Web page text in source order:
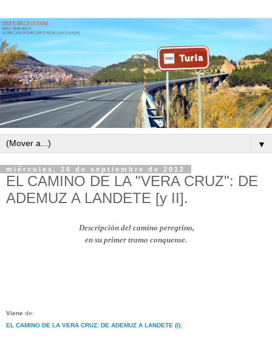
▼
miércoles, 26 de septiembre de 2012
EL CAMINO DE LA "VERA CRUZ": DE
ADEMUZ A LANDETE [y II].
Descripción del camino peregrino,
en su primer tramo conquense.
Viene de:
EL CAMINO DE LA VERA CRUZ: DE ADEMUZ A LANDETE (I)